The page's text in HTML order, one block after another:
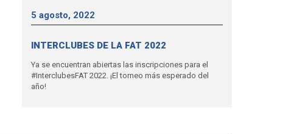
5 agosto, 2022
INTERCLUBES DE LA FAT 2022
Ya se encuentran abiertas las inscripciones para el
#InterclubesFAT 2022. ¡El torneo más esperado del
año!